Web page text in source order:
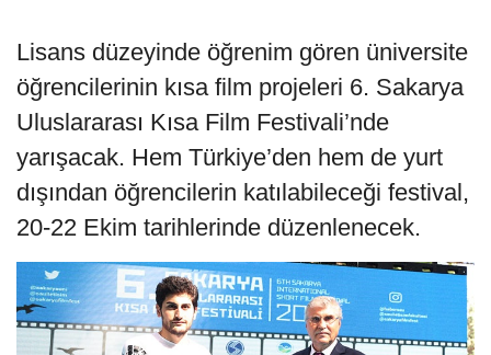
Lisans düzeyinde öğrenim gören üniversite
öğrencilerinin kısa film projeleri 6. Sakarya
Uluslararası Kısa Film Festivali’nde
yarışacak. Hem Türkiye’den hem de yurt
dışından öğrencilerin katılabileceği festival,
20-22 Ekim tarihlerinde düzenlenecek.